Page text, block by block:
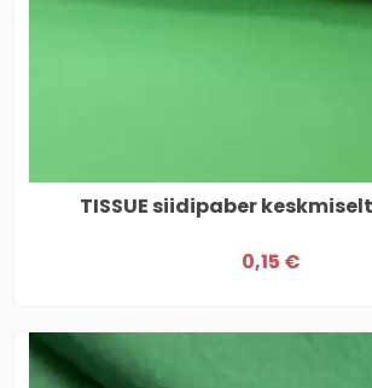
TISSUE siidipaber
0,15 €